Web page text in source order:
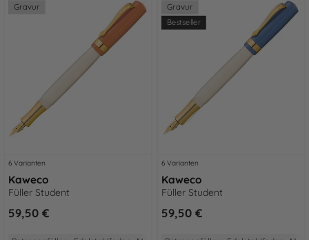
Gravur
6 Varianten
Kaweco
Füller Student
59,50 €
Gravur
Bestseller
6 Varianten
Kaweco
Füller Student
59,50 €